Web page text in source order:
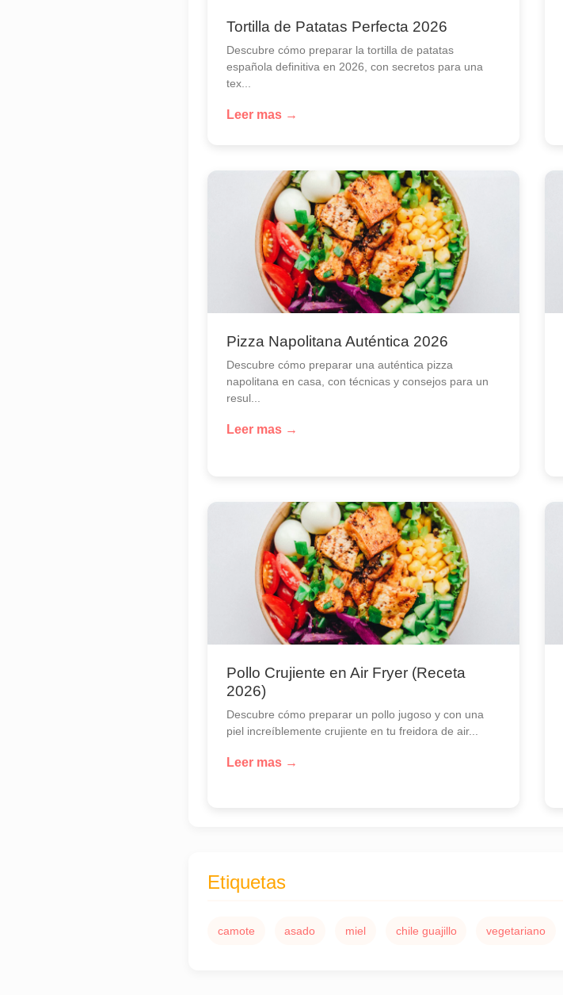
Tortilla de Patatas Perfecta 2026
Descubre cómo preparar la tortilla de patatas
española definitiva en 2026, con secretos para una
tex...
Leer mas →
Pizza Napolitana Auténtica 2026
Descubre cómo preparar una auténtica pizza
napolitana en casa, con técnicas y consejos para un
resul...
Leer mas →
Pollo Crujiente en Air Fryer (Receta
2026)
Descubre cómo preparar un pollo jugoso y con una
piel increíblemente crujiente en tu freidora de air...
Leer mas →
Etiquetas
camote asado miel chile guajillo vegetariano